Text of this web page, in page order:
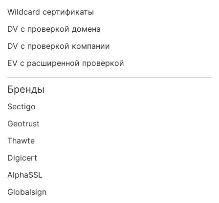
Wildcard сертификаты
DV с проверкой домена
DV с проверкой компании
EV с расширенной проверкой
Бренды
Sectigo
Geotrust
Thawte
Digicert
AlphaSSL
Globalsign